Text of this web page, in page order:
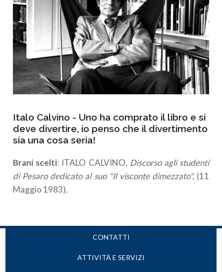
Italo Calvino - Uno ha comprato il libro e si
deve divertire, io penso che il divertimento
sia una cosa seria!
Brani scelti: ITALO CALVINO, Discorso agli studenti
di Pesaro dedicato al suo "Il visconte dimezzato",(11
Maggio 1983).
CONTATTI
ATTIVITÀ E SERVIZI